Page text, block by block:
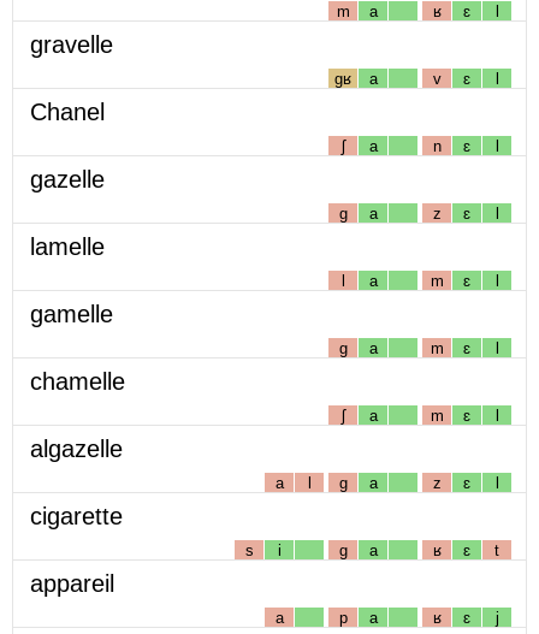
m a ʁ ɛ l
gravelle
gʁ a v ɛ l
Chanel
ʃ a n ɛ l
gazelle
g a z ɛ l
lamelle
l a m ɛ l
gamelle
g a m ɛ l
chamelle
ʃ a m ɛ l
algazelle
a l g a z ɛ l
cigarette
s i g a ʁ ɛ t
appareil
a p a ʁ ɛ j